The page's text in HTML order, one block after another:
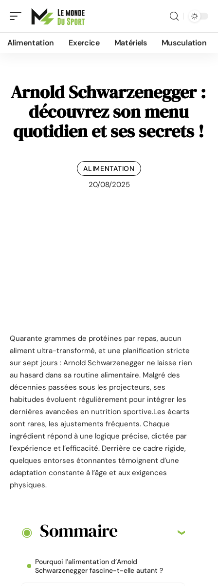
Alimentation Exercice Matériels Musculation
Arnold Schwarzenegger :
découvrez son menu
quotidien et ses secrets !
ALIMENTATION
20/08/2025
Quarante grammes de protéines par repas, aucun
aliment ultra-transformé, et une planification stricte
sur sept jours : Arnold Schwarzenegger ne laisse rien
au hasard dans sa routine alimentaire. Malgré des
décennies passées sous les projecteurs, ses
habitudes évoluent régulièrement pour intégrer les
dernières avancées en nutrition sportive.Les écarts
sont rares, les ajustements fréquents. Chaque
ingrédient répond à une logique précise, dictée par
l’expérience et l’efficacité. Derrière ce cadre rigide,
quelques entorses étonnantes témoignent d’une
adaptation constante à l’âge et aux exigences
physiques.
Sommaire
Pourquoi l’alimentation d’Arnold
Schwarzenegger fascine-t-elle autant ?